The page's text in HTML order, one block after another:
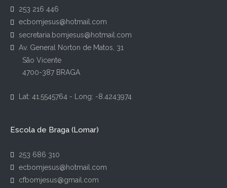
253 216 446
ecbomjesus@hotmail.com
secretaria.bomjesus@hotmail.com
Av. General Norton de Matos, 31
São Vicente
4700-387 BRAGA
Lat: 41.5545764 - Long: -8.4243974
Escola de Braga (Lomar)
253 686 310
ecbomjesus@hotmail.com
cfbomjesus@gmail.com